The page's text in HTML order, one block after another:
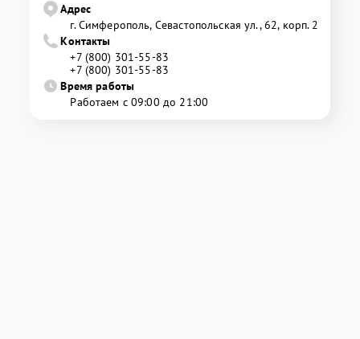
Адрес
г. Симферополь, Севастопольская ул., 62, корп. 2
Контакты
+7 (800) 301-55-83
+7 (800) 301-55-83
Время работы
Работаем с 09:00 до 21:00